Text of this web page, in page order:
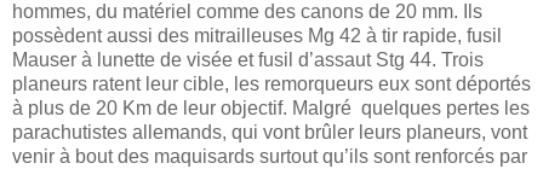
hommes, du matériel comme des canons de 20 mm. Ils
possèdent aussi des mitrailleuses Mg 42 à tir rapide, fusil
Mauser à lunette de visée et fusil d’assaut Stg 44. Trois
planeurs ratent leur cible, les remorqueurs eux sont déportés
à plus de 20 Km de leur objectif. Malgré quelques pertes les
parachutistes allemands, qui vont brûler leurs planeurs, vont
venir à bout des maquisards surtout qu’ils sont renforcés par